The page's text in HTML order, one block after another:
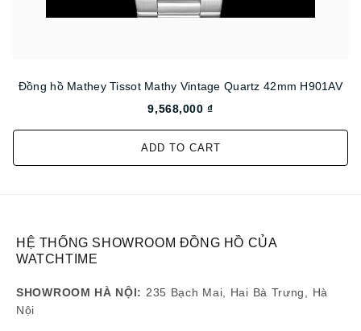
Đồng hồ Mathey Tissot Mathy Vintage Quartz 42mm H901AV
9,568,000 ₫
ADD TO CART
HỆ THỐNG SHOWROOM ĐỒNG HỒ CỦA
WATCHTIME
SHOWROOM HÀ NỘI: 235 Bạch Mai, Hai Bà Trưng, Hà
Nội